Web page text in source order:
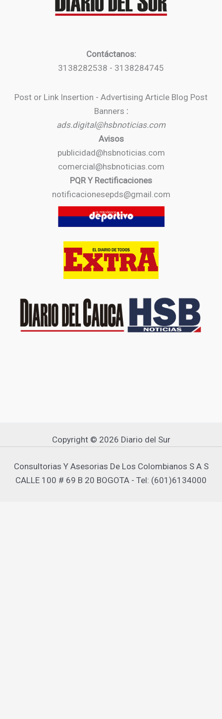
Contáctanos:
3138282538 - 3138284745
Post or Link Insertion - Advertising Article Blog Post
Banners :
ads.digital@hsbnoticias.com
Avisos
publicidad@hsbnoticias.com
comercial@hsbnoticias.com
PQR Y Rectificaciones
notificacionesepds@gmail.com
Copyright © 2026 Diario del Sur
Consultorias Y Asesorias De Los Colombianos S A S
CALLE 100 # 69 B 20 BOGOTA - Tel: (601)6134000